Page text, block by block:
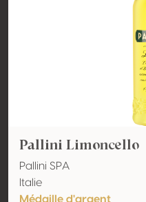
Pallini Limoncello
Pallini SPA
Italie
Médaille d'argent